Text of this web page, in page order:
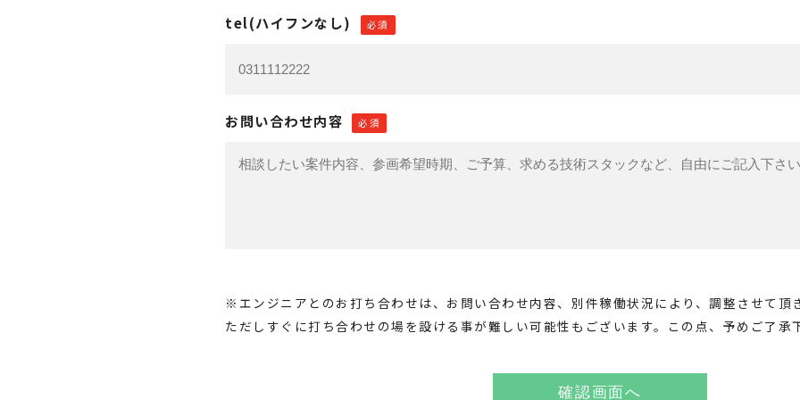
tel(ハイフンなし) 必須
お問い合わせ内容 必須
※エンジニアとのお打ち合わせは、お問い合わせ内容、別件稼働状況により、調整させて頂
ただしすぐに打ち合わせの場を設ける事が難しい可能性もございます。この点、予めご了承